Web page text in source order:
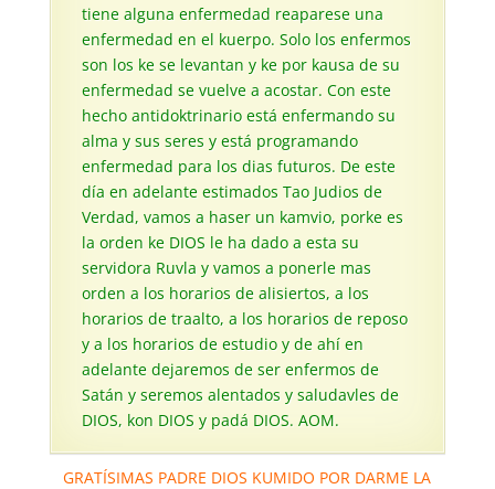
tiene alguna enfermedad reaparese una
enfermedad en el kuerpo. Solo los enfermos
son los ke se levantan y ke por kausa de su
enfermedad se vuelve a acostar. Con este
hecho antidoktrinario está enfermando su
alma y sus seres y está programando
enfermedad para los dias futuros. De este
día en adelante estimados Tao Judios de
Verdad, vamos a haser un kamvio, porke es
la orden ke DIOS le ha dado a esta su
servidora Ruvla y vamos a ponerle mas
orden a los horarios de alisiertos, a los
horarios de traalto, a los horarios de reposo
y a los horarios de estudio y de ahí en
adelante dejaremos de ser enfermos de
Satán y seremos alentados y saludavles de
DIOS, kon DIOS y padá DIOS. AOM.
GRATÍSIMAS PADRE DIOS KUMIDO POR DARME LA